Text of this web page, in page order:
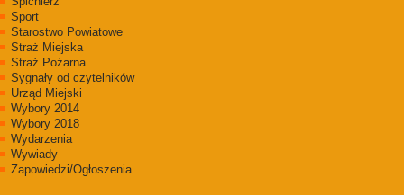
Sport
Starostwo Powiatowe
Straż Miejska
Straż Pożarna
Sygnały od czytelników
Urząd Miejski
Wybory 2014
Wybory 2018
Wydarzenia
Wywiady
Zapowiedzi/Ogłoszenia